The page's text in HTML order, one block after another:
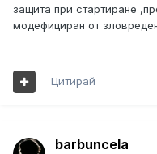
защита при стартиране
модефициран от
Цитирай
barbuncela